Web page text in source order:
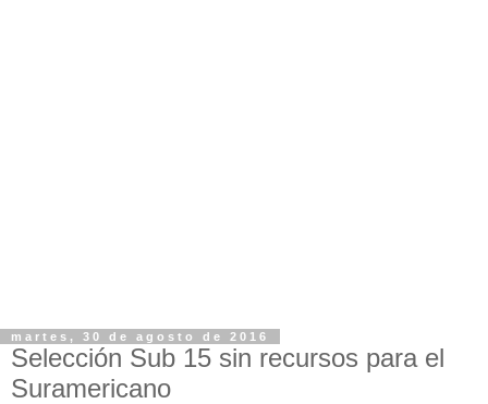
martes, 30 de agosto de 2016
Selección Sub 15 sin recursos para el
Suramericano